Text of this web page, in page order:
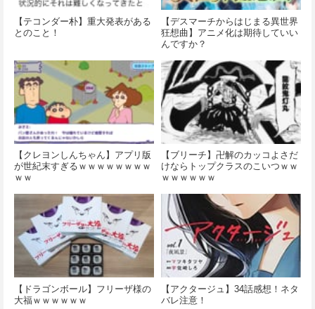
【テコンダー朴】重大発表がある
とのこと！
【デスマーチからはじまる異世界
狂想曲】アニメ化は期待していい
んですか？
【クレヨンしんちゃん】アプリ版
が世紀末すぎるｗｗｗｗｗｗｗｗ
ｗｗ
【ブリーチ】卍解のカッコよさだ
けならトップクラスのこいつｗｗ
ｗｗｗｗｗｗ
【ドラゴンボール】フリーザ様の
大福ｗｗｗｗｗｗ
【アクタージュ】34話感想！ネタ
バレ注意！